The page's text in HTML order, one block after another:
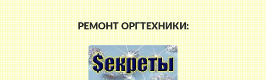
РЕМОНТ ОРГТЕХНИКИ: